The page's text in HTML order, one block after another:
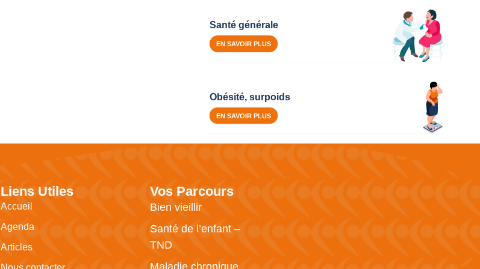
Santé générale
EN SAVOIR PLUS
Obésité, surpoids
EN SAVOIR PLUS
Liens Utiles
Accueil
Agenda
Articles
Vos Parcours
Bien vieillir
Santé de l’enfant –
TND